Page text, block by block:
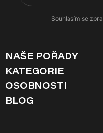
Souhlasím se
NAŠE POŘADY
KATEGORIE
OSOBNOSTI
BLOG